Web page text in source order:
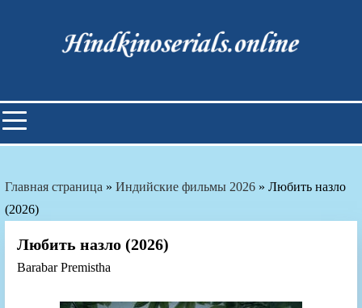
Индийские фильмы смотреть
онлайн
Главная страница » Индийские фильмы 2026 » Любить назло
(2026)
Любить назло (2026)
Barabar Premistha